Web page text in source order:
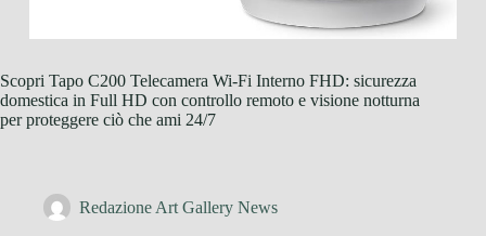
Scopri Tapo C200 Telecamera Wi-Fi Interno FHD: sicurezza
domestica in Full HD con controllo remoto e visione notturna
per proteggere ciò che ami 24/7
Redazione Art Gallery News